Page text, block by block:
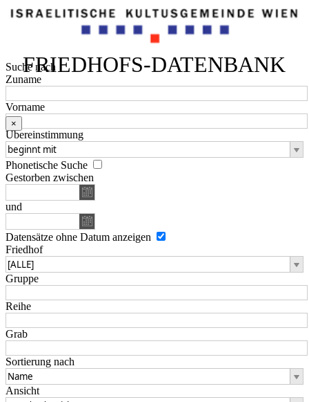
FRIEDHOFS-DATENBANK
Suche nach
Zuname
Vorname
Übereinstimmung
Phonetische Suche
Gestorben zwischen
und
Datensätze ohne Datum anzeigen
Friedhof
Gruppe
Reihe
Grab
Sortierung nach
Ansicht
×